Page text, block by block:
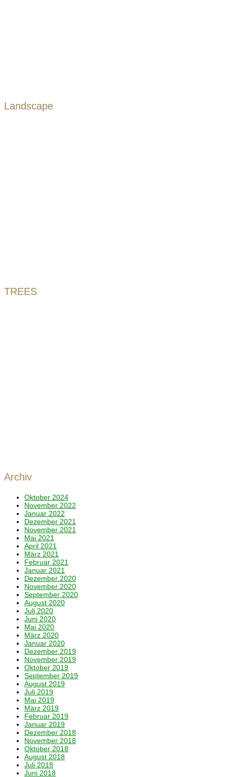
Landscape
TREES
Archiv
Oktober 2024
November 2022
Januar 2022
Dezember 2021
November 2021
Mai 2021
April 2021
März 2021
Februar 2021
Januar 2021
Dezember 2020
November 2020
September 2020
August 2020
Juli 2020
Juni 2020
Mai 2020
März 2020
Januar 2020
Dezember 2019
November 2019
Oktober 2019
September 2019
August 2019
Juli 2019
Mai 2019
März 2019
Februar 2019
Januar 2019
Dezember 2018
November 2018
Oktober 2018
August 2018
Juli 2018
Juni 2018